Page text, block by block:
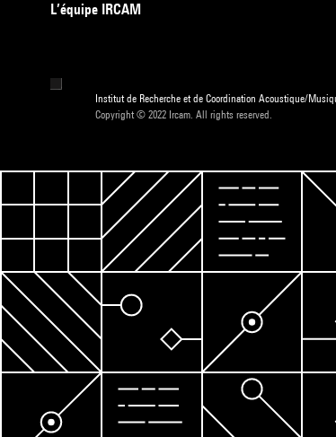
L’équipe IRCAM
Institut de Recherche et de Coordination Acoustique/
Copyright © 2022 Ircam. All rights reserved.